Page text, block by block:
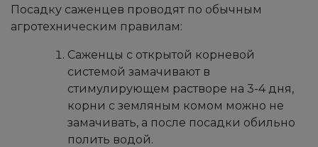
Посадку саженцев проводят по обычным
агротехническим правилам:
Саженцы с открытой корневой
системой замачивают в
стимулирующем растворе на 3-4 дня,
корни с земляным комом можно не
замачивать, а после посадки обильно
полить водой.